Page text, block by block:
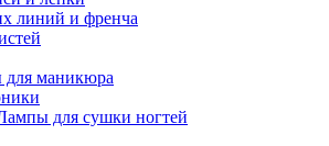
линий и френча
для маникюра
для сушки ногтей